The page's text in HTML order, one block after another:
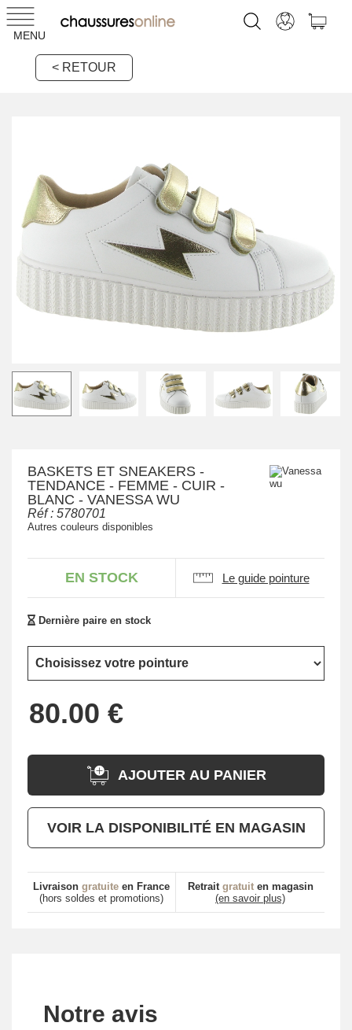
MENU
< RETOUR
BASKETS ET SNEAKERS -
TENDANCE - FEMME - CUIR -
BLANC - VANESSA WU
Réf : 5780701
Autres couleurs disponibles
EN STOCK Le guide pointure
Dernière paire en stock
AJOUTER AU PANIER
VOIR LA DISPONIBILITÉ EN MAGASIN
Livraison gratuite en France
(hors soldes et promotions)
Retrait gratuiten magasin
(en savoir plus)
Notre avis